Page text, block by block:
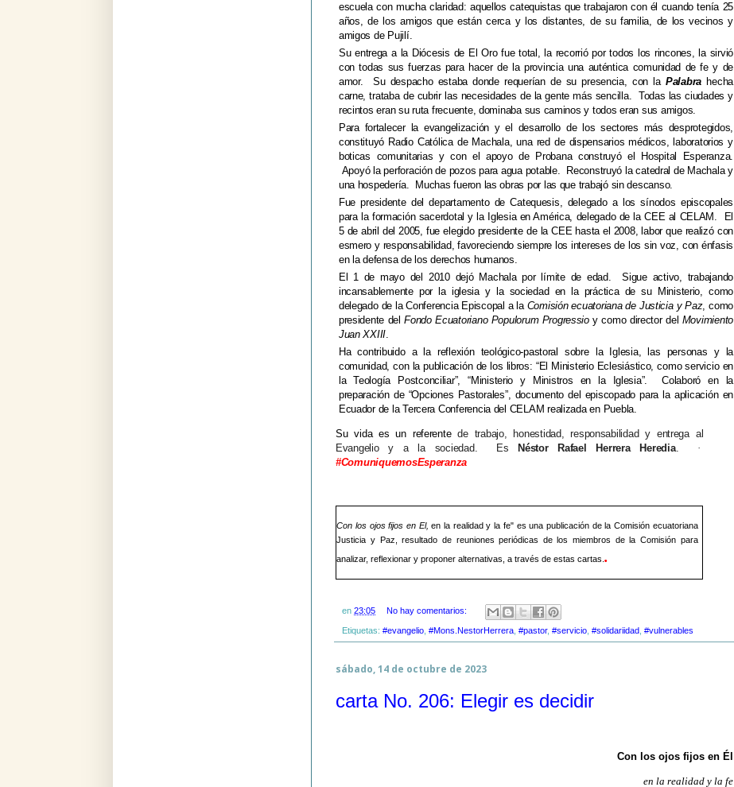
escuela con mucha claridad: aquellos catequistas que trabajaron con él cuando tenía 25
años, de los amigos que están cerca y los distantes, de su familia, de los vecinos y
amigos de Pujilí.
Su entrega a la Diócesis de El Oro fue total, la recorrió por todos los rincones, la sirvió
con todas sus fuerzas para hacer de la provincia una auténtica comunidad de fe y de
amor. Su despacho estaba donde requerían de su presencia, con la Palabra hecha
carne, trataba de cubrir las necesidades de la gente más sencilla. Todas las ciudades y
recintoseran su ruta frecuente, dominaba sus caminos y todos eran sus amigos.
Para fortalecer la evangelización y el desarrollo de los sectores más desprotegidos,
constituyó Radio Católica de Machala, una red de dispensarios médicos, laboratorios y
boticas comunitarias y con el apoyo de Probana construyó el Hospital Esperanza.
Apoyó la perforación de pozos para agua potable. Reconstruyó la catedral de Machala y
una hospedería. Muchas fueron las obras por las que trabajó sin descanso.
Fuepresidente del departamento de Catequesis, delegado a los sínodos episcopales
para la formación sacerdotal y la Iglesia en América, delegado de la CEE al CELAM. El
5 de abril del 2005, fue elegido presidente de la CEE hasta el 2008, labor que realizó con
esmero y responsabilidad, favoreciendo siempre los intereses de los sin voz, con énfasis
en la defensa de los derechos humanos.
El 1 de mayo del 2010 dejó Machala por límite de edad. Sigue activo, trabajando
incansablemente por la iglesia y la sociedad en la práctica de su Ministerio, como
delegado de la Conferencia Episcopal a la Comisión ecuatoriana de Justicia y Paz, como
presidente delFondo Ecuatoriano Populorum Progressioy como director del Movimiento
Juan XXIII.
Ha contribuido a la reflexión teológico-pastoral sobre la Iglesia, las personas y la
comunidad, con la publicación de los libros: “El Ministerio Eclesiástico, como servicio en
la Teología Postconciliar”, “Ministerio y Ministros en la Iglesia”. Colaboró en la
preparación de “Opciones Pastorales”, documento del episcopado para la aplicación en
Ecuador de la Tercera Conferencia del CELAM realizada en Puebla.
Su vida es un referentede trabajo, honestidad, responsabilidad y entrega al
Evangelio y a la sociedad. Es
Néstor Rafael Herrera Heredia.
·
#ComuniquemosEsperanza
Con los ojos fijos en El, en la realidad y la fe" es una publicación de la Comisión ecuatoriana
Justicia y Paz, resultado de reuniones periódicas de los miembros de la Comisión para
analizar, reflexionar y proponer alternativas, a través de estas cartas..
en 23:05 No hay comentarios:
Etiquetas: #evangelio #Mons.NestorHerrera #pastor, #servicio #solidariidad #vulnerables
sábado, 14 de octubre de 2023
carta No. 206: Elegir es decidir
Con los ojos fijos en Él
en la realidad y la fe